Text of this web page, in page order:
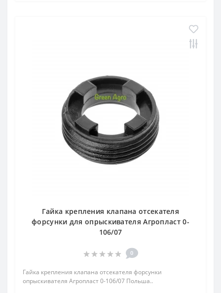
Гайка крепления клапана отсекателя
форсунки для опрыскивателя Агропласт 0-
106/07
0
Гайка крепления клапана отсекателя форсунки
опрыскивателя Агропласт 0-106/07 Польша..